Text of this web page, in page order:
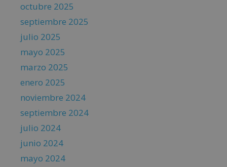
octubre 2025
septiembre 2025
julio 2025
mayo 2025
marzo 2025
enero 2025
noviembre 2024
septiembre 2024
julio 2024
junio 2024
mayo 2024